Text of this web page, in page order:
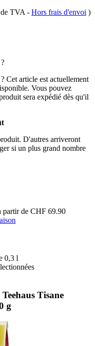
TVA - Hors frais d'envoi )
Cet article est actuellement
Vous pouvez
sera expédié dès qu'il
D'autres arriveront
si un plus grand nombre
partir de CHF 69.90
0,3 l
Tisane
g